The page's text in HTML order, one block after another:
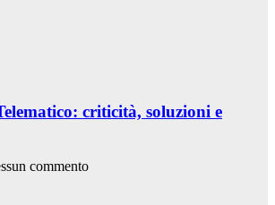
criticità, soluzioni e
commento